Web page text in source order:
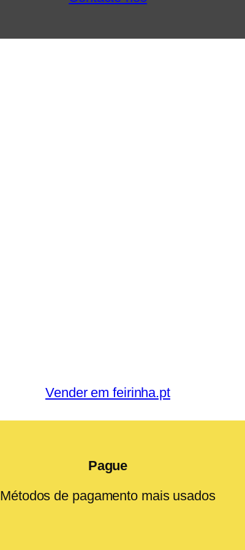
Vender em feirinha.pt
Pague
Métodos de pagamento mais usados